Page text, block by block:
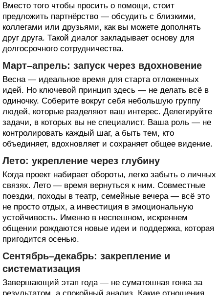
Вместо того чтобы просить о помощи, стоит
предложить партнёрство — обсудить с близкими,
коллегами или друзьями, как вы можете дополнять
друг друга. Такой диалог закладывает основу для
долгосрочного сотрудничества.
Март–апрель: запуск через вдохновение
Весна — идеальное время для старта отложенных
идей. Но ключевой принцип здесь — не делать всё в
одиночку. Соберите вокруг себя небольшую группу
людей, которые разделяют ваш интерес. Делегируйте
задачи, в которых вы не специалист. Ваша роль — не
контролировать каждый шаг, а быть тем, кто
объединяет, вдохновляет и сохраняет общее видение.
Лето: укрепление через глубину
Когда проект набирает обороты, легко забыть о личных
связях. Лето — время вернуться к ним. Совместные
поездки, походы в театр, семейные вечера — всё это
не просто отдых, а инвестиция в эмоциональную
устойчивость. Именно в неспешном, искреннем
общении рождаются новые идеи и поддержка, которая
пригодится осенью.
Сентябрь–декабрь: закрепление и
систематизация
Завершающий этап года — не суматошная гонка за
результатом, а спокойный анализ. Какие отношения